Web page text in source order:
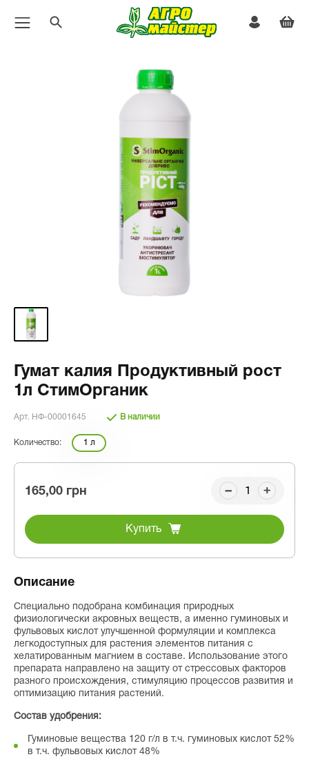
Гумат калия Продуктивный рост
1л СтимОрганик
Арт. НФ-00001645 В наличии
Количество: 1 л
165,00 грн
Купить
Описание
Специально подобрана комбинация природных
физиологически акровных веществ, а именно гуминовых и
фульвовых кислот улучшенной формуляции и комплекса
легкодоступных для растения элементов питания с
хелатированным магнием в составе. Использование этого
препарата направлено на защиту от стрессовых факторов
разного происхождения, стимуляцию процессов развития и
оптимизацию питания растений.
Состав удобрения:
Гуминовые вещества 120 г/л в т.ч. гуминовых кислот 52%
в т.ч. фульвовых кислот 48%